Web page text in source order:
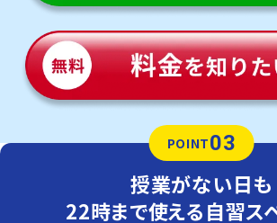
POINT03
授業がない日も
22時まで使える自習ス